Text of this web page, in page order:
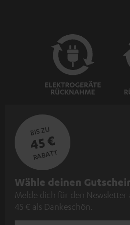
BIS ZU
45 €
RABATT
N
e
w
Wähle deinen
Melde dich für den Newsletter
45 € als Dankeschön.